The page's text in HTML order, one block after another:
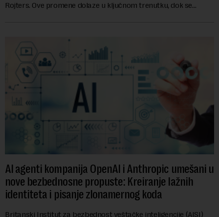
Rojters. Ove promene dolaze u ključnom trenutku, dok se
AI agenti kompanija OpenAI i Anthropic umešani u
nove bezbednosne propuste: Kreiranje lažnih
identiteta i pisanje zlonamernog koda
Britanski Institut za bezbednost veštačke inteligencije (AISI)